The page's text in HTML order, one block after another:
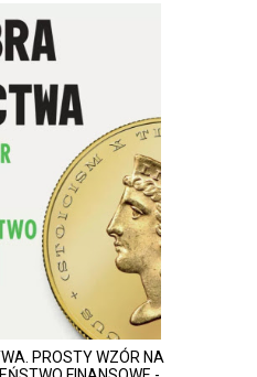
PROSTY WZÓR NA